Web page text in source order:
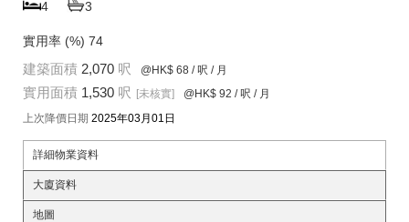
4 3
實用率 (%) 74
建築面積 2,070 呎 @HK$ 68 / 呎 / 月
實用面積 1,530 呎 [未核實] @HK$ 92 / 呎 / 月
上次降價日期 2025年03月01日
詳細物業資料
大廈資料
地圖